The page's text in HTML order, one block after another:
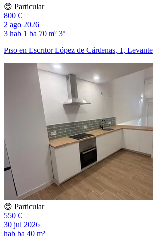
😍 Particular
800 €
2 ago 2026
3 hab 1 ba 70 m² 3º
Piso en Escritor López de Cárdenas, 1, Levante
😍 Particular
550 €
30 jul 2026
hab ba 40 m²